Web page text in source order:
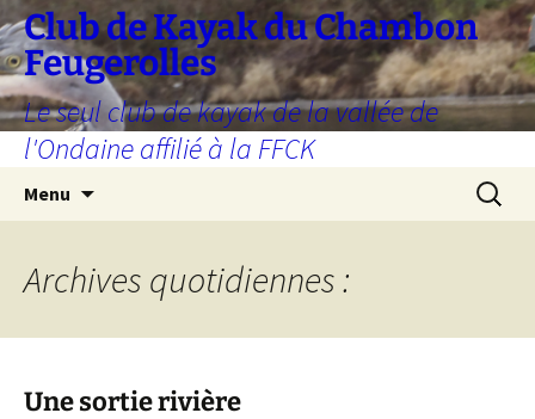
Aller
au
contenu
Club de Kayak du Chambon
Feugerolles
Le seul club de kayak de la vallée de
l'Ondaine affilié à la FFCK
Menu
Archives quotidiennes :
Une sortie rivière